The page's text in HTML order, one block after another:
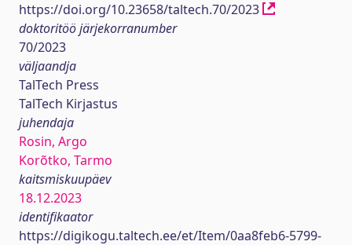
https://doi.org/10.23658/taltech.70/2023
doktoritöö järjekorranumber
70/2023
väljaandja
TalTech Press
TalTech Kirjastus
juhendaja
Rosin, Argo
Korõtko, Tarmo
kaitsmiskuupäev
18.12.2023
identifikaator
https://digikogu.taltech.ee/et/Item/0aa8feb6-5799-